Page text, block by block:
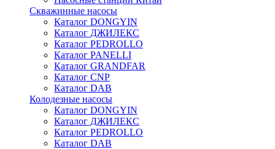
Скважинные насосы
Каталог DONGYIN
Каталог ДЖИЛЕКС
Каталог PEDROLLO
Каталог PANELLI
Каталог GRANDFAR
Каталог CNP
Каталог DAB
Колодезные насосы
Каталог DONGYIN
Каталог ДЖИЛЕКС
Каталог PEDROLLO
Каталог DAB